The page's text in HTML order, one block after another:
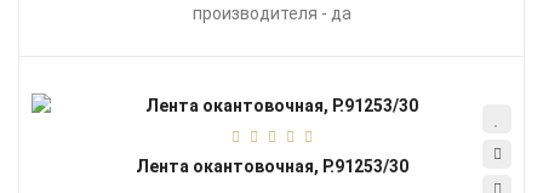
производителя - да
Лента окантовочная, Р.91253/30